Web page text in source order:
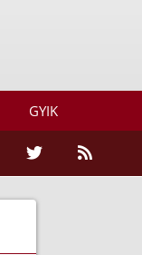
GYIK